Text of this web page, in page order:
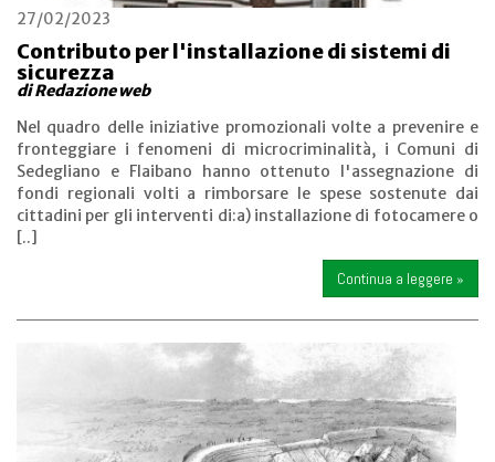
27/02/2023
Contributo per l'installazione di sistemi di
sicurezza
di Redazione web
Nel quadro delle iniziative promozionali volte a prevenire e
fronteggiare i fenomeni di microcriminalità, i Comuni di
Sedegliano e Flaibano hanno ottenuto l'assegnazione di
fondi regionali volti a rimborsare le spese sostenute dai
cittadini per gli interventi di:a) installazione di fotocamere o
[..]
Continua a leggere »